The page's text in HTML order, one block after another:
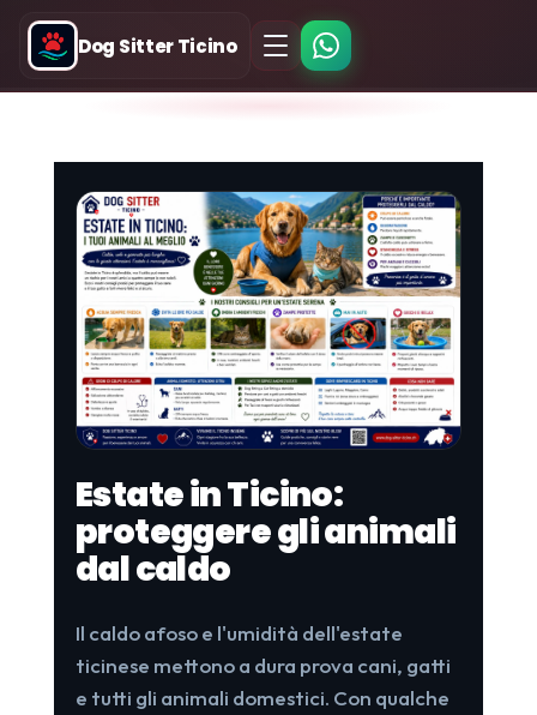
Dog Sitter Ticino
Estate in Ticino:
proteggere gli animali
dal caldo
Il caldo afoso e l'umidità dell'estate
ticinese mettono a dura prova cani, gatti
e tutti gli animali domestici. Con qualche